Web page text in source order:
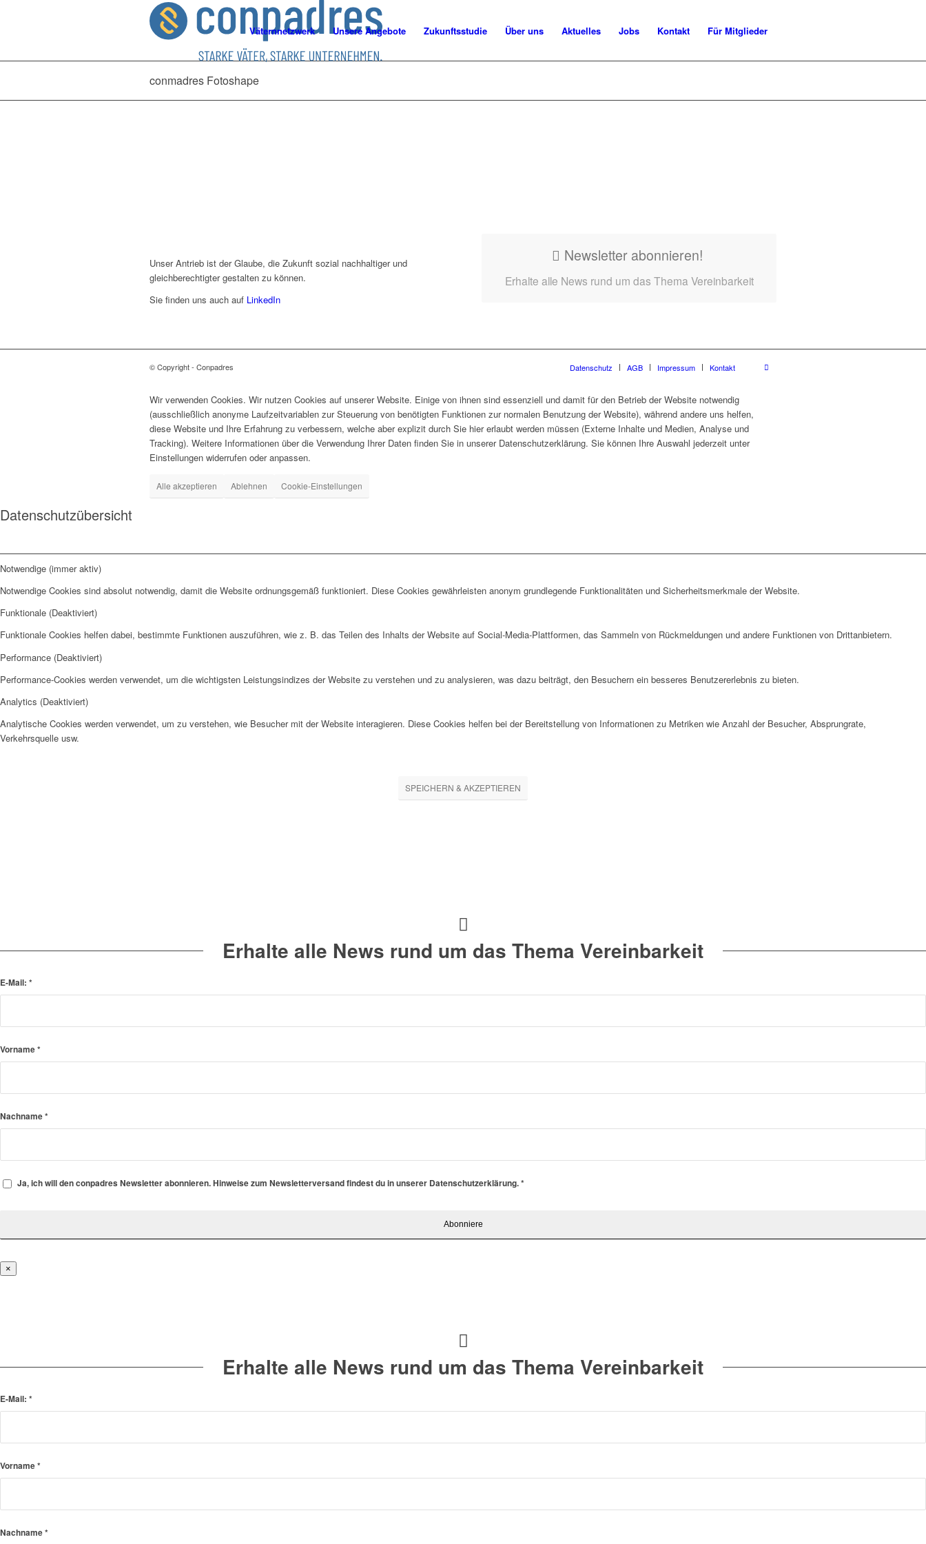
Väternnetzwerk Unsere Angebote Zukunftsstudie Über uns Aktuelles Jobs Kontakt Für Mitglieder
conmadres Fotoshape
Unser Antrieb ist der Glaube, die Zukunft sozial nachhaltiger und
gleichberechtigter gestalten zu können.
Sie finden uns auch auf LinkedIn
Newsletter abonnieren!
Erhalte alle News rund um das Thema Vereinbarkeit
© Copyright - Conpadres Datenschutz AGB Impressum Kontakt
Wir verwenden Cookies. Wir nutzen Cookies auf unserer Website. Einige von ihnen sind essenziell und damit für den Betrieb der Website notwendig
(ausschließlich anonyme Laufzeitvariablen zur Steuerung von benötigten Funktionen zur normalen Benutzung der Website), während andere uns helfen,
diese Website und Ihre Erfahrung zu verbessern, welche aber explizit durch Sie hier erlaubt werden müssen (Externe Inhalte und Medien, Analyse und
Tracking). Weitere Informationen über die Verwendung Ihrer Daten finden Sie in unserer Datenschutzerklärung. Sie können Ihre Auswahl jederzeit unter
Einstellungen widerrufen oder anpassen.
Alle akzeptieren Ablehnen Cookie-Einstellungen
Datenschutzübersicht
Notwendige (immer aktiv)
Notwendige Cookies sind absolut notwendig, damit die Website ordnungsgemäß funktioniert. Diese Cookies gewährleisten anonym grundlegende Funktionalitäten und Sicherheitsmerkmale der Website.
Funktionale (Deaktiviert)
Funktionale Cookies helfen dabei, bestimmte Funktionen auszuführen, wie z. B. das Teilen des Inhalts der Website auf Social-Media-Plattformen, das Sammeln von Rückmeldungen und andere Funktionen von Drittanbietern.
Performance (Deaktiviert)
Performance-Cookies werden verwendet, um die wichtigsten Leistungsindizes der Website zu verstehen und zu analysieren, was dazu beiträgt, den Besuchern ein besseres Benutzererlebnis zu bieten.
Analytics (Deaktiviert)
Analytische Cookies werden verwendet, um zu verstehen, wie Besucher mit der Website interagieren. Diese Cookies helfen bei der Bereitstellung von Informationen zu Metriken wie Anzahl der Besucher, Absprungrate,
Verkehrsquelle usw.
SPEICHERN & AKZEPTIEREN
Erhalte alle News rund um das Thema Vereinbarkeit
E-Mail: *
Vorname*
Nachname*
Ja, ich will den conpadres Newsletter abonnieren. Hinweise zum Newsletterversand findest du in unserer Datenschutzerklärung.*
×
Erhalte alle News rund um das Thema Vereinbarkeit
E-Mail: *
Vorname*
Nachname*